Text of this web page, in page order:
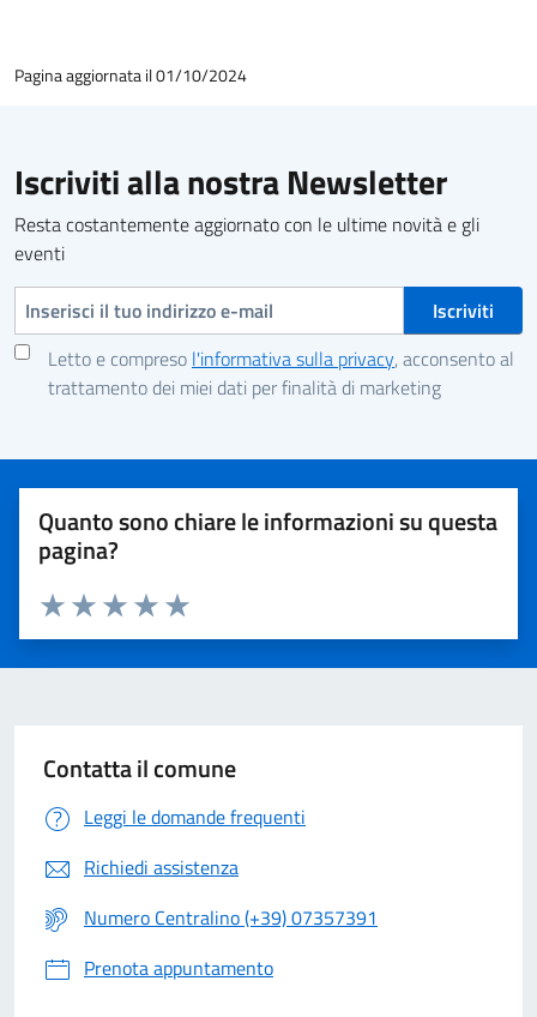
Pagina aggiornata il 01/10/2024
Iscriviti alla nostra Newsletter
Resta costantemente aggiornato con le ultime novità e gli
eventi
Indirizzo e-mail
Letto e compreso l'informativa sulla privacy, acconsento al
trattamento dei miei dati per finalità di marketing
Quanto sono chiare le informazioni su questa
pagina?
Valuta 5 stelle su 5
Valuta 4 stelle su 5
Valuta 3 stelle su 5
Valuta 2 stelle su 5
Valuta 1 stelle su 5
Contatta il comune
Leggi le domande frequenti
Richiedi assistenza
Numero Centralino (+39) 07357391
Prenota appuntamento